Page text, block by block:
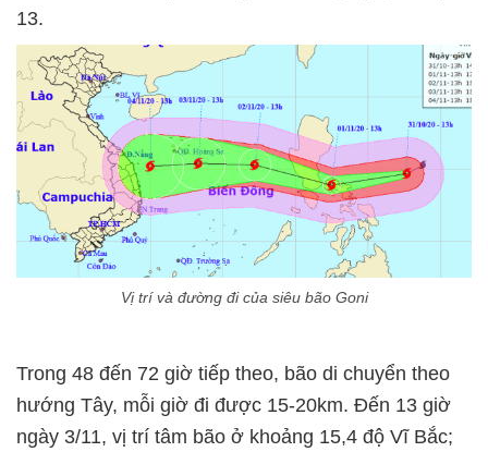
13.
Vị trí và đường đi của siêu bão Goni
Trong 48 đến 72 giờ tiếp theo, bão di chuyển theo
hướng Tây, mỗi giờ đi được 15-20km. Đến 13 giờ
ngày 3/11, vị trí tâm bão ở khoảng 15,4 độ Vĩ Bắc;